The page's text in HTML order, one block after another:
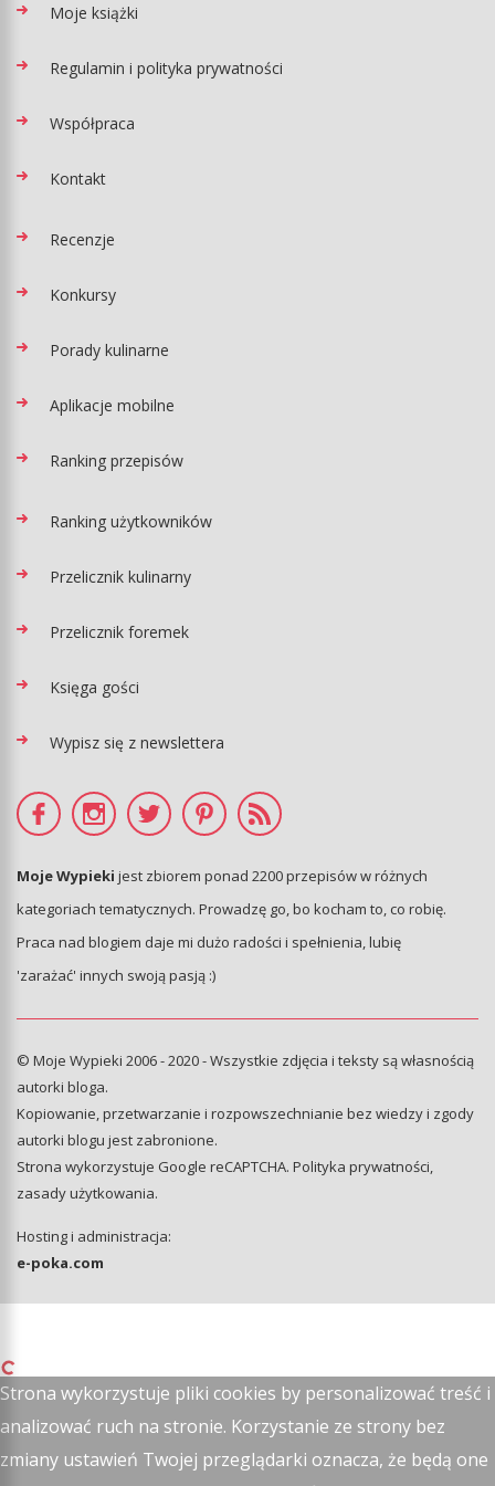
Moje książki
Regulamin i polityka prywatności
Współpraca
Kontakt
Recenzje
Konkursy
Porady kulinarne
Aplikacje mobilne
Ranking przepisów
Ranking użytkowników
Przelicznik kulinarny
Przelicznik foremek
Księga gości
Wypisz się z newslettera
Moje Wypieki jest zbiorem ponad 2200 przepisów w różnych
kategoriach tematycznych. Prowadzę go, bo kocham to, co robię.
Praca nad blogiem daje mi dużo radości i spełnienia, lubię
'zarażać' innych swoją pasją :)
© Moje Wypieki 2006 - 2020 - Wszystkie zdjęcia i teksty są własnością
autorki bloga.
Kopiowanie, przetwarzanie i rozpowszechnianie bez wiedzy i zgody
autorki blogu jest zabronione.
Strona wykorzystuje Google reCAPTCHA. Polityka prywatności,
zasady użytkowania.
Hosting i administracja:
e-poka.com
Strona wykorzystuje pliki cookies by personalizować treść i
analizować ruch na stronie. Korzystanie ze strony bez
zmiany ustawień Twojej przeglądarki oznacza, że będą one